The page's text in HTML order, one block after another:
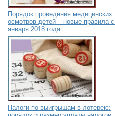
Порядок проведения медицинских
осмотров детей – новые правила
января 2018 года
Налоги по выигрышам в лотерею: